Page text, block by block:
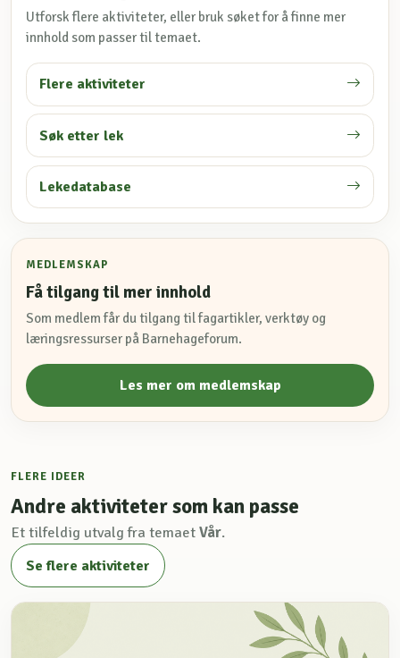
Utforsk flere aktiviteter, eller bruk søket for å finne mer
innhold som passer til temaet.
Flere aktiviteter
Søk etter lek
Lekedatabase
MEDLEMSKAP
Få tilgang til mer innhold
Som medlem får du tilgang til fagartikler, verktøy og
læringsressurser på Barnehageforum.
Les mer om medlemskap
FLERE IDEER
Andre aktiviteter som kan passe
Et tilfeldig utvalg fra temaet Vår.
Se flere aktiviteter